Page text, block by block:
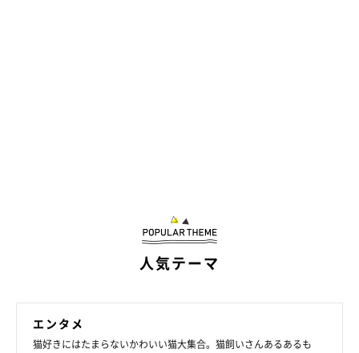
人気テーマ
エンタメ
猫好きにはたまらないかわいい猫大集合。猫飼いさんあるあるも